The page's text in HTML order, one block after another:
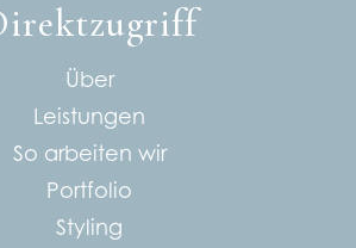
Über
Leistungen
So arbeiten wir
Portfolio
Styling